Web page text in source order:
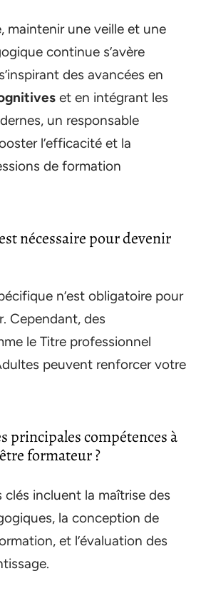
maintenir une veille et une
continue s’avère
des avancées en
et en intégrant les
un responsable
l’efficacité et la
de formation
nécessaire pour devenir
n’est obligatoire pour
Cependant, des
le Titre professionnel
peuvent renforcer votre
principales compétences à
formateur ?
clés incluent la maîtrise des
la conception de
et l’évaluation des